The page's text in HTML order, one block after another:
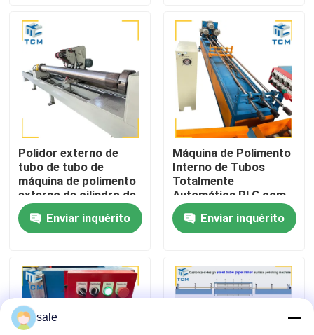
Sobre nós
Visita à fábrica
Controle de qualidade
Contacte-nos
Notícias
Solicite um orçamento
Máquina de polimento de tanques
Polidor externo de
tubo de tubo de
máquina de polimento
externo de cilindro de
aço
Enviar inquérito
Máquina de Polimento
Interno de Tubos
Totalmente
Automática PLC com
6m de Comprimento
Máximo e Rugosidade
Superficial de 0,25μm
Enviar inquérito
sale